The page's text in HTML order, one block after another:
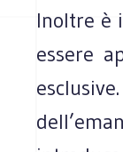
Inoltre è
essere